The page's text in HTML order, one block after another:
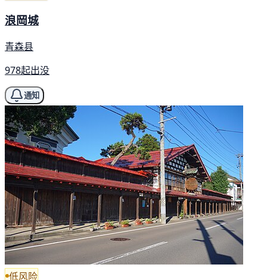
浪岡城
青森县
978起出没
通知
低风险